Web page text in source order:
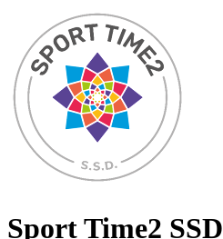
Sport Time2 SSD